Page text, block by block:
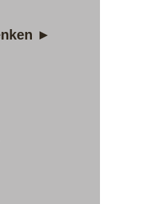
►